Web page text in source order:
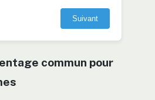
Suivant
commun pour